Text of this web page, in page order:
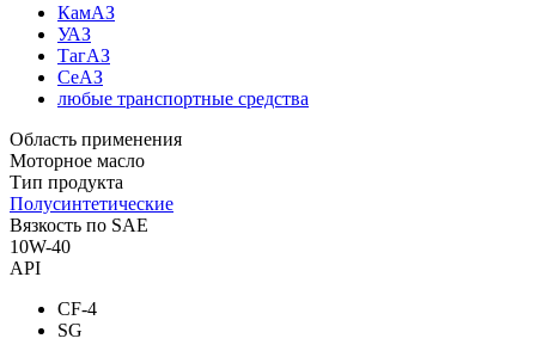
КамАЗ
УАЗ
ТагАЗ
СеАЗ
любые транспортные средства
Область применения
Моторное масло
Тип продукта
Полусинтетические
Вязкость по SAE
10W-40
API
CF-4
SG